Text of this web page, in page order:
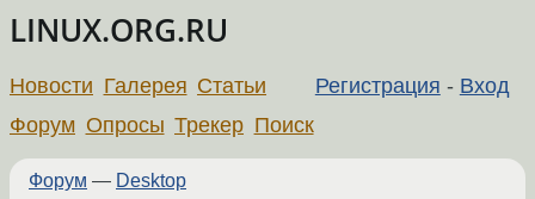
LINUX.ORG.RU
Регистрация - Вход
Новости Галерея Статьи
Форум Опросы Трекер Поиск
Форум — Desktop